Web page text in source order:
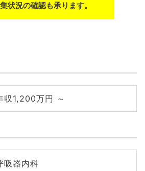
状況の確認も承ります。
収1,200万円 ～
吸器内科